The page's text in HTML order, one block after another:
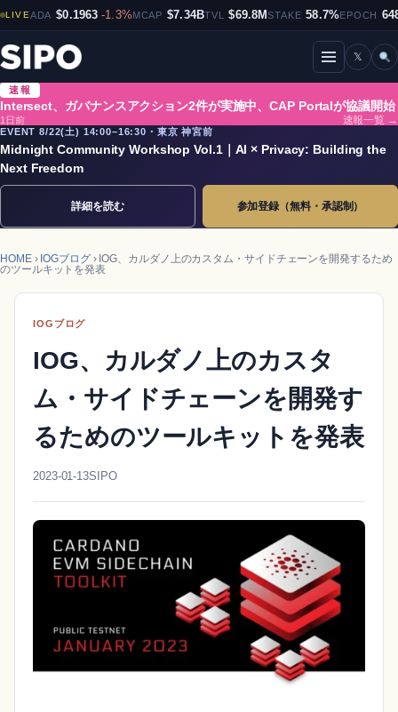
LIVEADA $0.1963 -1.3%MCAP $7.34BTVL $69.8MSTAKE 58.7%EPOCH
メニューを開閉
𝕏
速報
Intersect、ガバナンスアクション2件が実施中、CAP Portalが協議開始
1日前
速報一覧 →
EVENT 8/22(土) 14:00–16:30・東京 神宮前
Midnight Community Workshop Vol.1｜AI × Privacy: Building the
Next Freedom
詳細を読む 参加登録（無料・承認制）
HOME› IOGブログ› IOG、カルダノ上のカスタム・サイドチェーンを開発するため
のツールキットを発表
IOGブログ
IOG、カルダノ上のカスタ
ム・サイドチェーンを開発す
るためのツールキットを発表
2023-01-13SIPO